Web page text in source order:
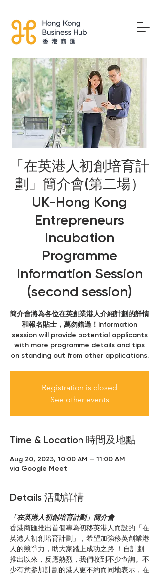
「在英港人初創培育計
劃」簡介會(第二場）
UK-Hong Kong
Entrepreneurs
Incubation
Programme
Information Session
(second session)
簡介會將為各位在英創業港人介紹計劃的詳情
和報名貼士，萬勿錯過！Information
session will provide potential applicants
with more programme details and tips
on standing out from other applications.
Registration is closed
See other events
Time & Location 時間及地點
Aug 20, 2023, 10:00 AM – 11:00 AM
via Google Meet
Details 活動詳情
「在英港人初創培育計劃」簡介會
香港商匯推出首個專為初移英港人而設的「在
英港人初創培育計劃」，希望加強移英創業港
人的競爭力，助大家踏上成功之路 ！自計劃
推出以來，反應熱烈，我們收到不少查詢。不
少有意參加計劃的港人更不約而同地表示，在